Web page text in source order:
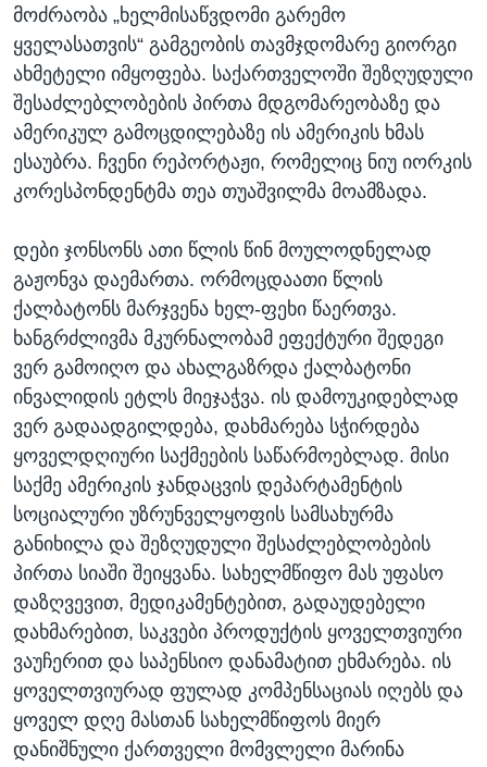
მოძრაობა „ხელმისაწვდომი გარემო
ყველასათვის“ გამგეობის თავმჯდომარე გიორგი
ახმეტელი იმყოფება. საქართველოში შეზღუდული
შესაძლებლობების პირთა მდგომარეობაზე და
ამერიკულ გამოცდილებაზე ის ამერიკის ხმას
ესაუბრა. ჩვენი რეპორტაჟი, რომელიც ნიუ იორკის
კორესპონდენტმა თეა თუაშვილმა მოამზადა.
დები ჯონსონს ათი წლის წინ მოულოდნელად
გაჟონვა დაემართა. ორმოცდაათი წლის
ქალბატონს მარჯვენა ხელ-ფეხი წაერთვა.
ხანგრძლივმა მკურნალობამ ეფექტური შედეგი
ვერ გამოიღო და ახალგაზრდა ქალბატონი
ინვალიდის ეტლს მიეჯაჭვა. ის დამოუკიდებლად
ვერ გადაადგილდება, დახმარება სჭირდება
ყოველდღიური საქმეების საწარმოებლად. მისი
საქმე ამერიკის ჯანდაცვის დეპარტამენტის
სოციალური უზრუნველყოფის სამსახურმა
განიხილა და შეზღუდული შესაძლებლობების
პირთა სიაში შეიყვანა. სახელმწიფო მას უფასო
დაზღვევით, მედიკამენტებით, გადაუდებელი
დახმარებით, საკვები პროდუქტის ყოველთვიური
ვაუჩერით და საპენსიო დანამატით ეხმარება. ის
ყოველთვიურად ფულად კომპენსაციას იღებს და
ყოველ დღე მასთან სახელმწიფოს მიერ
დანიშნული ქართველი მომვლელი მარინა